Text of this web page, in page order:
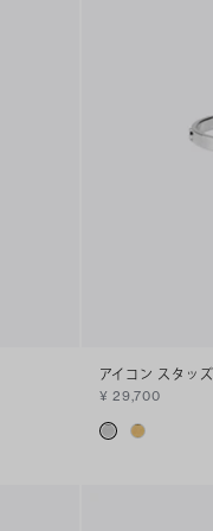
アイコン スタッ
¥ 29,700